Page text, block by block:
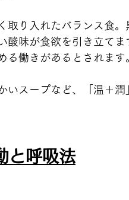
取り入れたバランス食
酸味が食欲を引き立てま
る働きがあるとされます
いスープなど、「温＋
と呼吸法